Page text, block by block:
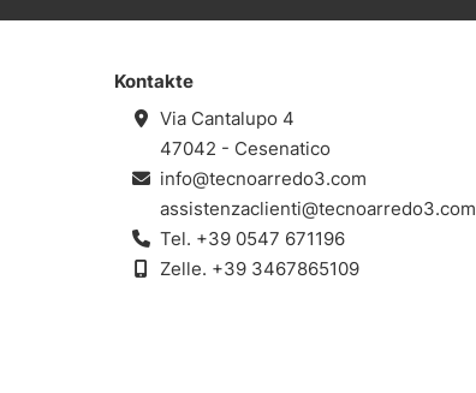
Kontakte
Via Cantalupo 4
47042 - Cesenatico
info@tecnoarredo3.com
assistenzaclienti@tecnoarredo3.com
Tel. +39 0547 671196
Zelle. +39 3467865109